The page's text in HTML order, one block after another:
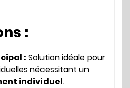
:
: Solution idéale pour
nécessitant un
individuel.